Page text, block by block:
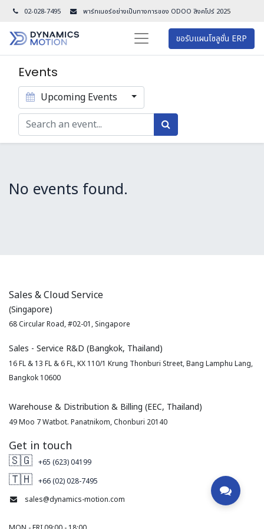
02-028-7495 พาร์ทเนอร์อย่างเป็นทางการของ ODOO สิงคโปร์ 2025
ขอรับแผนโซลูชั่น ERP
Events
Upcoming Events
No events found.
Sales & Cloud Service
(Singapore)
68 Circular Road, #02-01, Singapore
Sales - Service R&D (Bangkok, Thailand)
16 FL & 13 FL & 6 FL, KX 110/1 Krung Thonburi Street, Bang Lamphu Lang,
Bangkok 10600
Warehouse & Distribution & Billing (EEC, Thailand)
49 Moo 7 Watbot. Panatnikom, Chonburi 20140
Get in touch
🇸🇬 +65 (623) 04199
🇹🇭 +66 (02) 028-7495
sales@dynamics-motion.com